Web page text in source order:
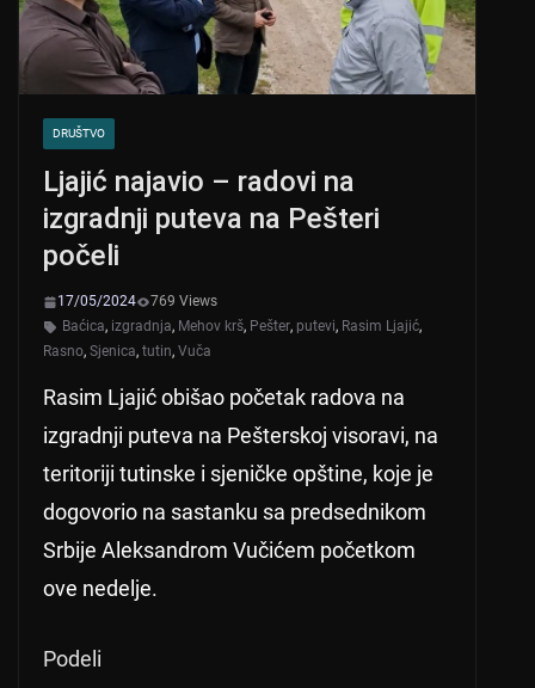
DRUŠTVO
Ljajić najavio – radovi na
izgradnji puteva na Pešteri
počeli
17/05/2024
769 Views
Baćica, izgradnja, Mehov krš, Pešter, putevi, Rasim Ljajić,
Rasno, Sjenica, tutin, Vuča
Rasim Ljajić obišao početak radova na
izgradnji puteva na Pešterskoj visoravi, na
teritoriji tutinske i sjeničke opštine, koje je
dogovorio na sastanku sa predsednikom
Srbije Aleksandrom Vučićem početkom
ove nedelje.
Podeli